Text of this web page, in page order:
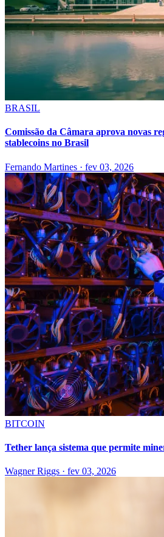
BRASIL
Comissão da Câmara aprova novas
stablecoins no Brasil
Fernando Martines · fev 03, 2026
BITCOIN
Tether lança sistema que permite
Wagner Riggs · fev 03, 2026